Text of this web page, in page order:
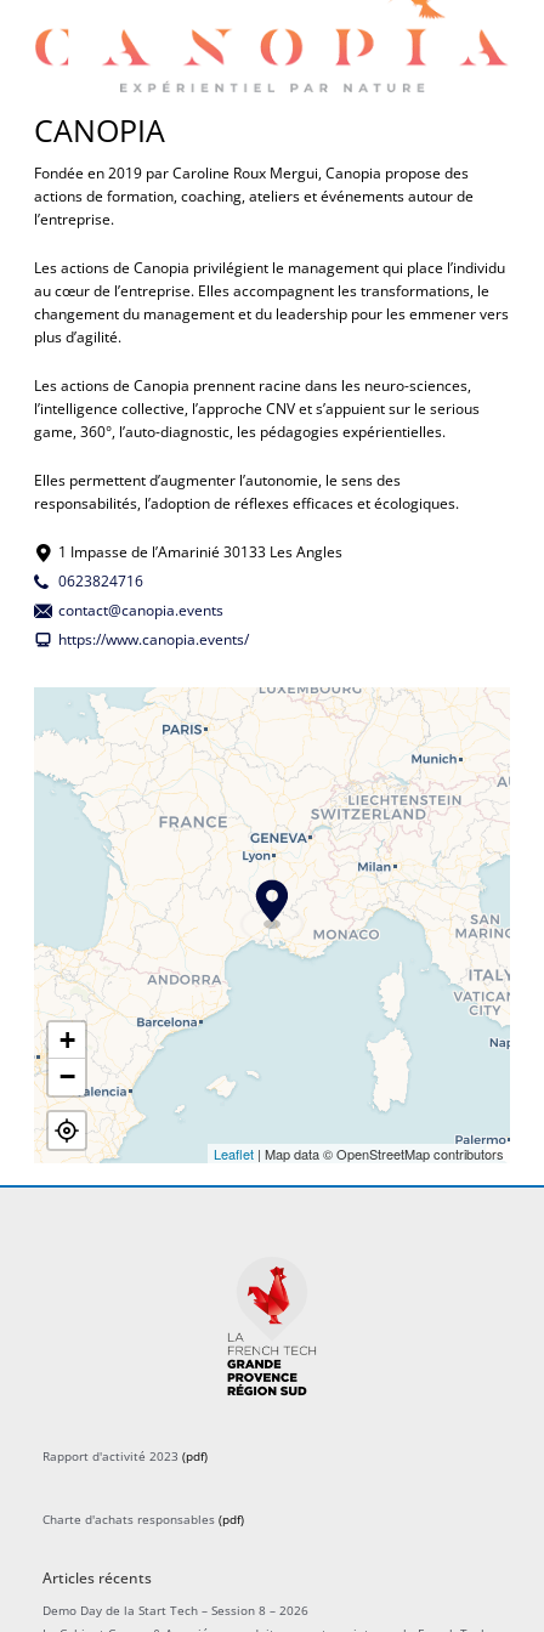
CANOPIA
Fondée en 2019 par Caroline Roux Mergui, Canopia propose des
actions de formation, coaching, ateliers et événements autour de
l’entreprise.
Les actions de Canopia privilégient le management qui place l’individu
au cœur de l’entreprise. Elles accompagnent les transformations, le
changement du management et du leadership pour les emmener vers
plus d’agilité.
Les actions de Canopia prennent racine dans les neuro-sciences,
l’intelligence collective, l’approche CNV et s’appuient sur le serious
game, 360°, l’auto-diagnostic, les pédagogies expérientielles.
Elles permettent d’augmenter l’autonomie, le sens des
responsabilités, l’adoption de réflexes efficaces et écologiques.
1 Impasse de l’Amarinié 30133 Les Angles
0623824716
contact@canopia.events
https://www.canopia.events/
+
−
Leaflet| Map data © OpenStreetMap contributors
Rapport d'activité 2023 (pdf)
Charte d'achats responsables (pdf)
Articles récents
Demo Day de la Start Tech – Session 8 – 2026